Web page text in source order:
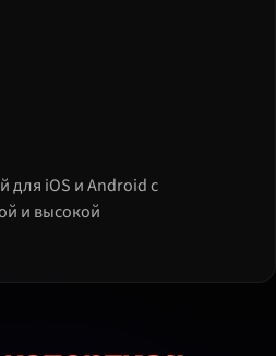
для iOS и Android с
и высокой